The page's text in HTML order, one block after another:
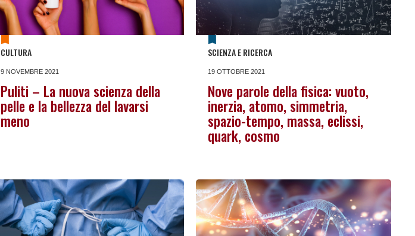
CULTURA
9 NOVEMBRE 2021
Puliti – La nuova scienza della
pelle e la bellezza del lavarsi
meno
SCIENZA E RICERCA
19 OTTOBRE 2021
Nove parole della fisica: vuoto,
inerzia, atomo, simmetria,
spazio-tempo, massa, eclissi,
quark, cosmo